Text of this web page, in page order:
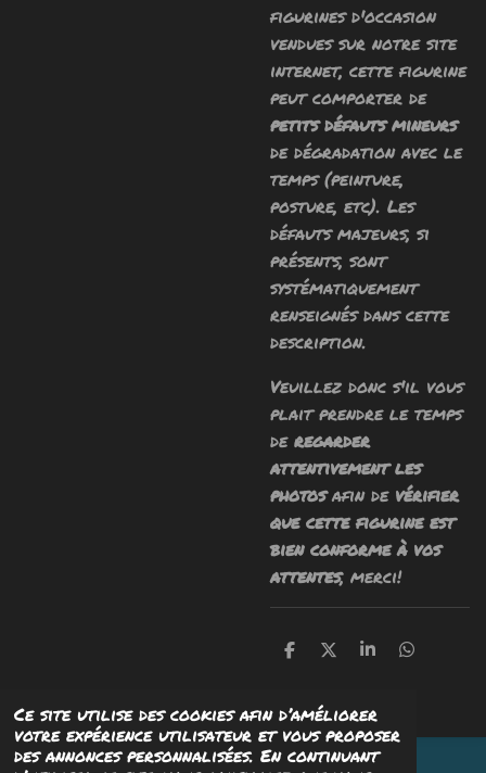
Ce site utilise des cookies afin d’améliorer
votre expérience utilisateur et vous proposer
des annonces personnalisées. En continuant
figurines d'occasion
vendues sur notre site
internet, cette figurine
peut comporter de
petits défauts mineurs
de dégradation avec le
temps (peinture,
posture, etc). Les
défauts majeurs, si
présents, sont
systématiquement
renseignés dans cette
description.
Veuillez donc s'il vous
plait prendre le temps
de regarder
attentivement les
photosafin de vérifier
que cette figurine est
bien conforme à vos
attentes, merci!
P
t
a
g
e
P
t
a
g
e
P
t
a
g
e
P
© 2023 Psyaïeaïe Studio - Tous droits réservés